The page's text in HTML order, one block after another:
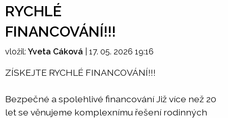
RYCHLÉ
FINANCOVÁNÍ!!!
vložil: Yveta Cáková 17. 05. 2026 19:16
ZÍSKEJTE RYCHLÉ FINANCOVÁNÍ!!!
Bezpečné a spolehlivé financování Již více než 20
let se věnujeme komplexnímu řešení rodinných